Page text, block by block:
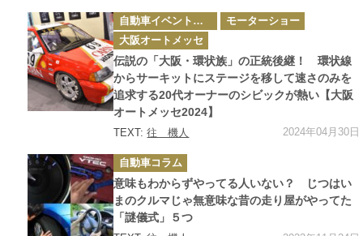
カ
テ
ゴ
リ
ー
自動車イベント・カーイベント
モーターショー
大阪オートメッセ
伝説の「大阪・環状族」の正統後継！ 環状線
からサーキットにステージを移して速さのみを
追求する20代オーナーのシビックが熱い【大阪
オートメッセ2024】
TEXT:往 機人 2024年04月30日
カ
テ
ゴ
リ
ー
自動車コラム
意味もわからずやってる人いない？ じつはい
まのクルマじゃ無意味な昔の走り屋がやってた
「謎儀式」５つ